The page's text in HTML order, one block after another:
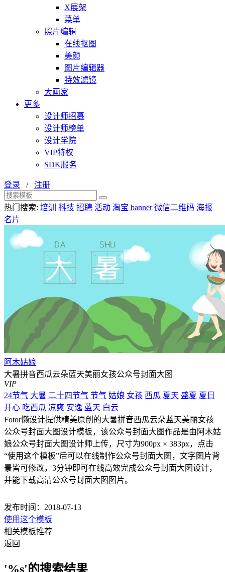
X展架
菜单
照片编辑
在线抠图
美颜
图片编辑器
特效滤镜
大画家
更多
设计师招募
设计师榜单
设计学院
VIP特权
SDK服务
登录 / 注册
热门搜索: 培训 科技 招聘 活动 淘宝 banner 微信二维码 海报
名片
阿木姑娘
大暑拼音西瓜云朵蓝天美丽女孩公众号封面大图
VIP
24节气 大暑 二十四节气 节气 姑娘 女孩 西瓜 夏天 盛夏 夏日
开心 吃西瓜 凉爽 安逸 蓝天 白云
Fotor懒设计提供精美原创的大暑拼音西瓜云朵蓝天美丽女孩
公众号封面大图设计模板，该公众号封面大图作品是由阿木姑
娘公众号封面大图设计师上传，尺寸为900px × 383px，点击
“使用这个模板”后可以在线制作公众号封面大图，文字图片背
景皆可修改，3分钟即可在线高效完成公众号封面大图设计，
并能下载高清公众号封面大图图片。
发布时间：2018-07-13
使用这个模板
相关模板推荐
返回
'%s'的搜索结果